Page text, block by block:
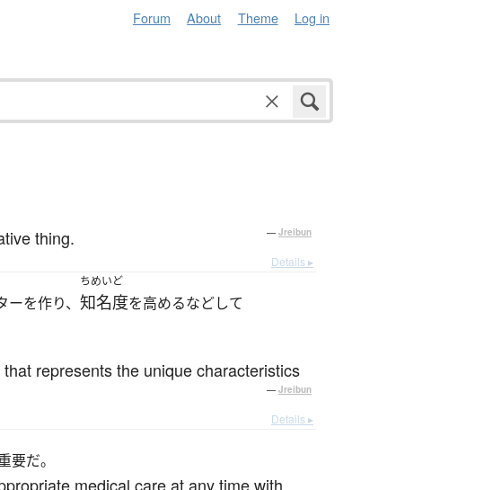
Forum About Theme Log in
thing. — Jreibun
Details ▸
を作り、
ちめいど
知名度を高めるなどして
represents the unique characteristics
— Jreibun
Details ▸
だ。
medical care at any time with